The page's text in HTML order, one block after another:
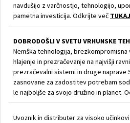
navdušijo z varčnostjo, tehnologijo,
pametna investicija. Odkrijte več TUKAJ
DOBRODOŠLI V SVETU VRHUNSKE
Nemška tehnologija,
hlajenje in prezračevanje na najvišji
prezračevalni sistemi in druge naprave
zasnovane za zadostitev potrebam
le najboljše za svojo družino in planet.
Uvoznik in distributer za visoko